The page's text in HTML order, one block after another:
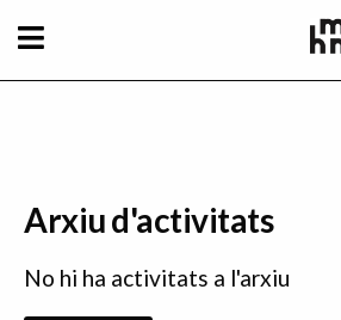
Arxiu d'activitats
No hi ha activitats a l'arxiu